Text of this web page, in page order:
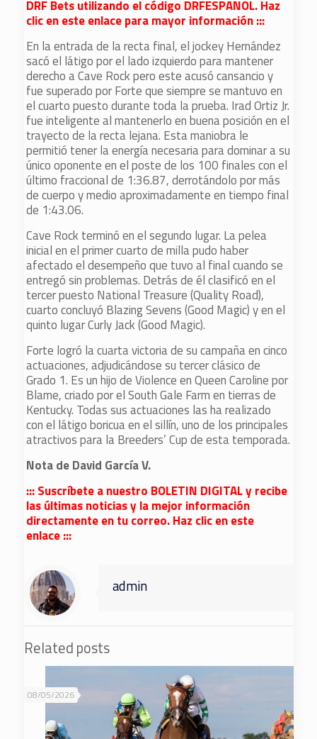
DRF Bets utilizando el código DRFESPANOL. Haz
clic en este enlace para mayor información :::
En la entrada de la recta final, el jockey Hernández
sacó el látigo por el lado izquierdo para mantener
derecho a Cave Rock pero este acusó cansancio y
fue superado por Forte que siempre se mantuvo en
el cuarto puesto durante toda la prueba. Irad Ortiz Jr.
fue inteligente al mantenerlo en buena posición en el
trayecto de la recta lejana. Esta maniobra le
permitió tener la energía necesaria para dominar a su
único oponente en el poste de los 100 finales con el
último fraccional de 1:36.87, derrotándolo por más
de cuerpo y medio aproximadamente en tiempo final
de 1:43.06.
Cave Rock terminó en el segundo lugar. La pelea
inicial en el primer cuarto de milla pudo haber
afectado el desempeño que tuvo al final cuando se
entregó sin problemas. Detrás de él clasificó en el
tercer puesto National Treasure (Quality Road),
cuarto concluyó Blazing Sevens (Good Magic) y en el
quinto lugar Curly Jack (Good Magic).
Forte logró la cuarta victoria de su campaña en cinco
actuaciones, adjudicándose su tercer clásico de
Grado 1. Es un hijo de Violence en Queen Caroline por
Blame, criado por el South Gale Farm en tierras de
Kentucky. Todas sus actuaciones las ha realizado
con el látigo boricua en el sillín, uno de los principales
atractivos para la Breeders’ Cup de esta temporada.
Nota de David García V.
::: Suscríbete a nuestro BOLETIN DIGITAL y recibe
las últimas noticias y la mejor información
directamente en tu correo. Haz clic en este
enlace :::
admin
Related posts
08/05/2026